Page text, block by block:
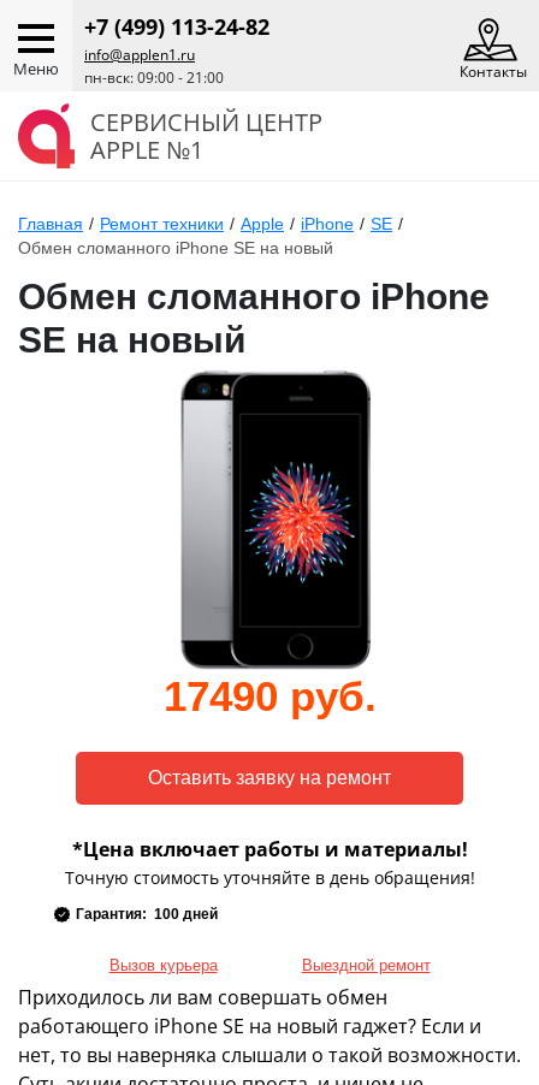
Меню
+7 (499) 113-24-82
info@applen1.ru
пн-вск: 09:00 - 21:00
Контакты
СЕРВИСНЫЙ ЦЕНТР
APPLE №1
Главная / Ремонт техники / Apple / iPhone / SE /
Обмен сломанного iPhone SE на новый
Обмен сломанного iPhone
SE на новый
17490 руб.
*Цена включает работы и материалы!
Точную стоимость уточняйте в день обращения!
Гарантия: 100 дней
Вызов курьера Выездной ремонт
Приходилось ли вам совершать обмен
работающего iPhone SE на новый гаджет? Если и
нет, то вы наверняка слышали о такой возможности.